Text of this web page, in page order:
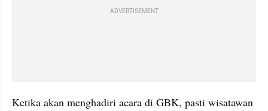
ADVERTISEMENT
Ketika akan menghadiri acara di GBK, pasti wisatawan